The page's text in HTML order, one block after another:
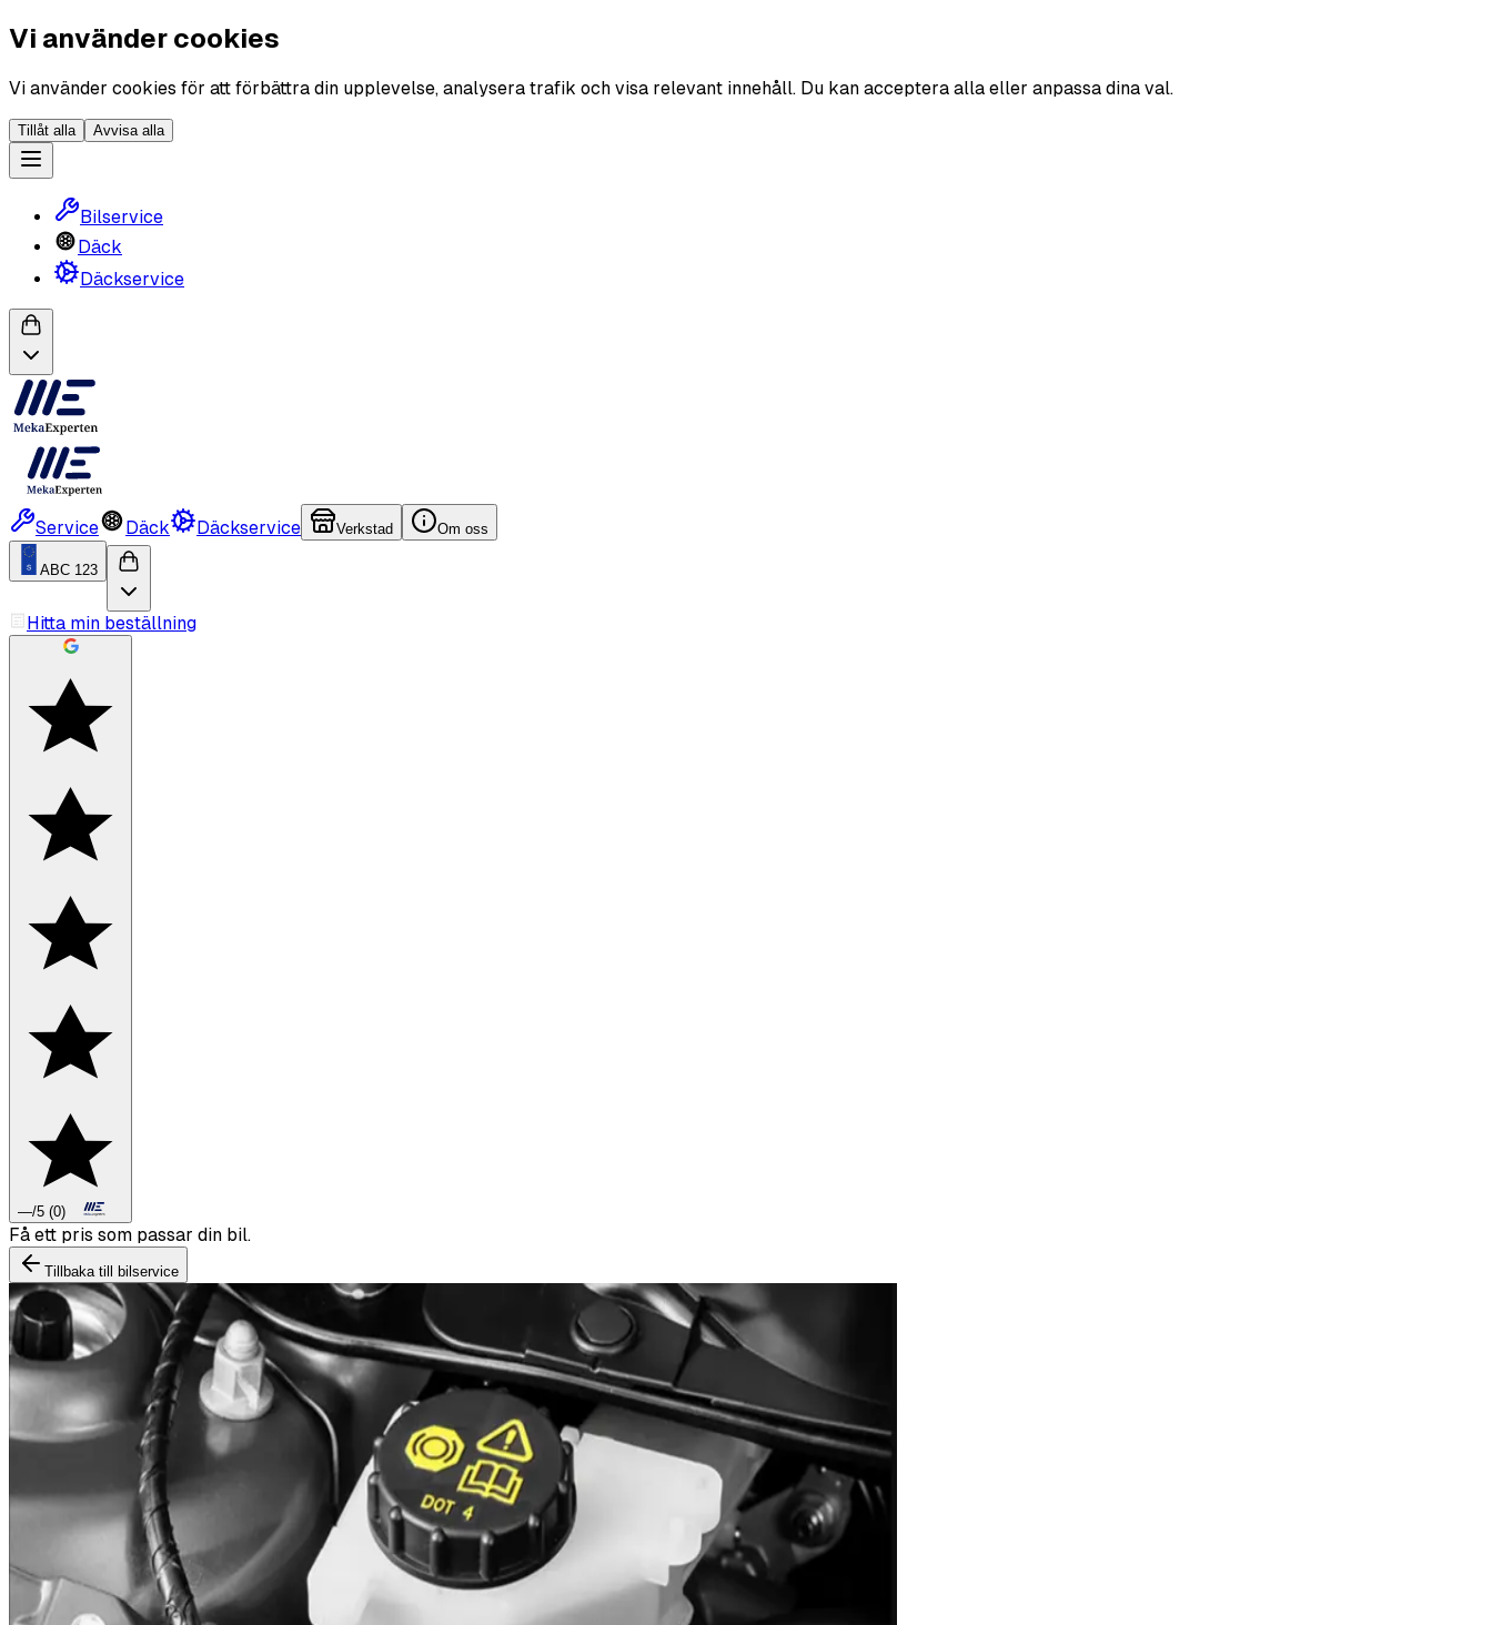
Vi använder cookies
Vi använder cookies för att förbättra din upplevelse, analysera trafik och visa relevant innehåll. Du kan acceptera alla eller anpassa dina val.
Tillåt alla Avvisa alla
Bilservice
Däck
Däckservice
Service Däck Däckservice Verkstad Om oss
ABC 123
Hitta min beställning
—/5 (0)
Boka däckbyte eller montering inför vintern.
Tillbaka till bilservice